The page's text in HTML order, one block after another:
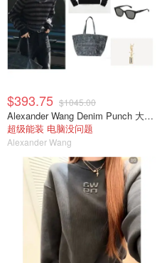
$393.75 $1045.00
Alexander Wang Denim Punch 大号漆皮手提包
超级能装 电脑没问题
Alexander Wang